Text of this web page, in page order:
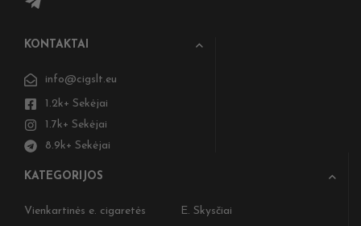
KONTAKTAI
info@cigslt.eu
1.2k+ Sekėjai
1.7k+ Sekėjai
8.9k+ Sekėjai
KATEGORIJOS
Vienkartinės e. cigaretės E. Skysčiai